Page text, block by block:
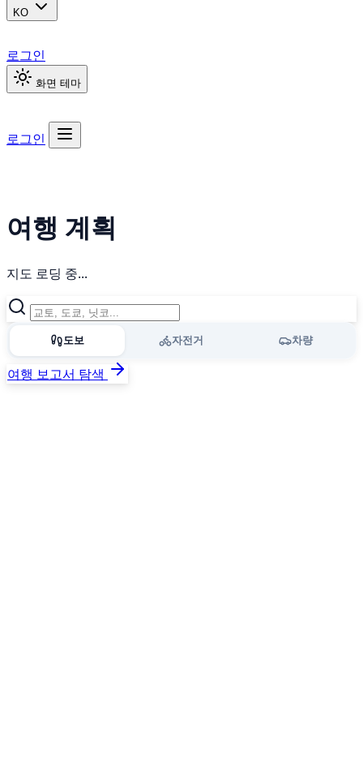
KO
로그인
화면 테마
로그인
여행 계획
지도 로딩 중...
도보 자전거 차량
여행 보고서 탐색